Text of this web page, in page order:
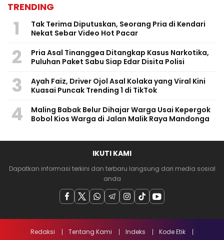
TRENDING
1
Tak Terima Diputuskan, Seorang Pria di Kendari
Nekat Sebar Video Hot Pacar
2
Pria Asal Tinanggea Ditangkap Kasus Narkotika,
Puluhan Paket Sabu Siap Edar Disita Polisi
3
Ayah Faiz, Driver Ojol Asal Kolaka yang Viral Kini
Kuasai Puncak Trending 1 di TikTok
4
Maling Babak Belur Dihajar Warga Usai Kepergok
Bobol Kios Warga di Jalan Malik Raya Mandonga
IKUTI KAMI
Dapatkan informasi terkini dan terbaru langsung dari media sosial
anda
Redaksi Tentang Kami Indeks
Kode Etik